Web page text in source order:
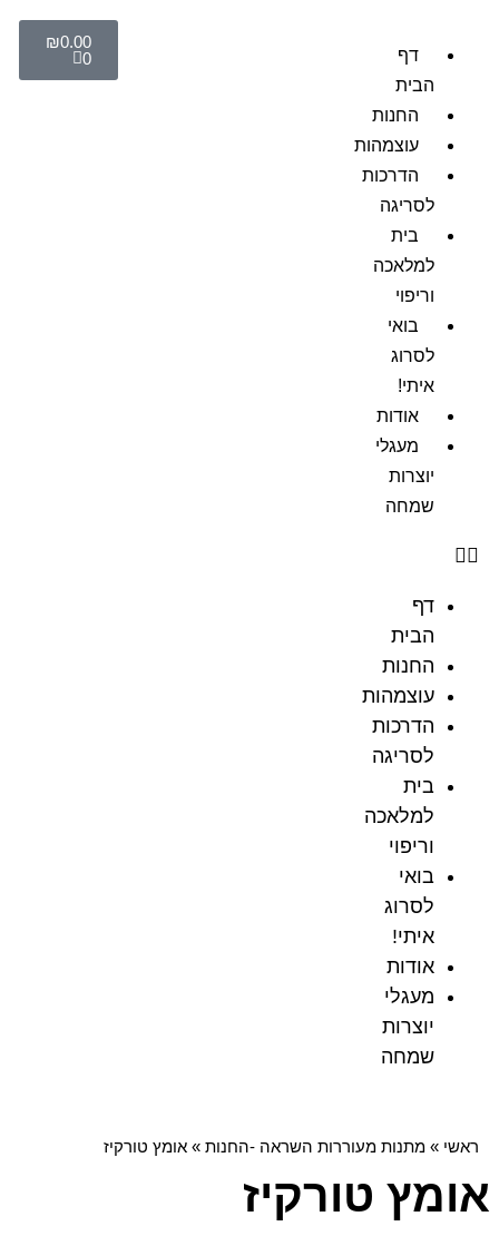
דף
הבית
החנות
עוצמהות
הדרכות
לסריגה
בית
למלאכה
וריפוי
בואי
לסרוג
איתי!
אודות
מעגלי
יוצרות
שמחה
דף
הבית
החנות
עוצמהות
הדרכות
לסריגה
בית
למלאכה
וריפוי
בואי
לסרוג
איתי!
אודות
מעגלי
יוצרות
שמחה
₪0.00
0
ראשי » מתנות מעוררות השראה -החנות » אומץ טורקיז
אומץ טורקיז